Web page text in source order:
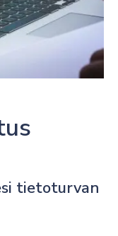
tietoturvan